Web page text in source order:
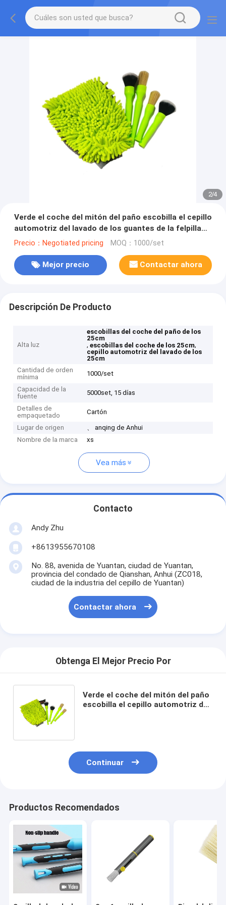
2/4
Verde el coche del mitón del paño escobilla el cepillo
automotriz del lavado de los guantes de la felpilla
de los 25cm
Precio：Negotiated pricing MOQ：1000/set
Mejor precio Contactar ahora
Descripción De Producto
Alta luz
escobillas del coche del paño de los
25cm
,escobillas del coche de los 25cm,
cepillo automotriz del lavado de los
25cm
Cantidad de orden
mínima
1000/set
Capacidad de la
fuente
5000set, 15 días
Detalles de
empaquetado
Cartón
Lugar de origen
、 anqing de Anhui
Nombre de la marca
xs
Vea más
Contacto
Andy Zhu
+8613955670108
No. 88, avenida de Yuantan, ciudad de Yuantan,
provincia del condado de Qianshan, Anhui (ZC018,
ciudad de la industria del cepillo de Yuantan)
Contactar ahora
Obtenga El Mejor Precio Por
Verde el coche del mitón del paño
escobilla el cepillo automotriz del
Continuar
Productos Recomendados